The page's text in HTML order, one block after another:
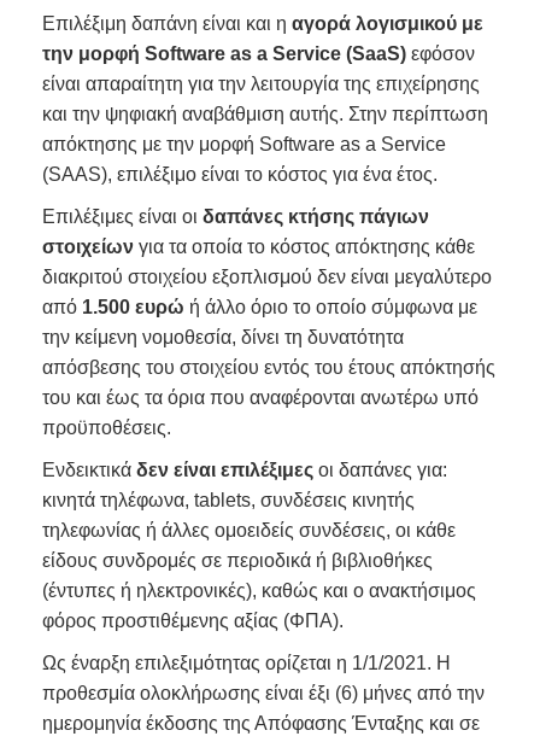
Επιλέξιμη δαπάνη είναι και η αγορά λογισμικού με
την μορφή Software as a Service (SaaS) εφόσον
είναι απαραίτητη για την λειτουργία της επιχείρησης
και την ψηφιακή αναβάθμιση αυτής. Στην περίπτωση
απόκτησης με την μορφή Software as a Service
(SAAS), επιλέξιμο είναι το κόστος για ένα έτος.
Επιλέξιμες είναι οι δαπάνες κτήσης πάγιων
στοιχείων για τα οποία το κόστος απόκτησης κάθε
διακριτού στοιχείου εξοπλισμού δεν είναι μεγαλύτερο
από 1.500 ευρώ ή άλλο όριο το οποίο σύμφωνα με
την κείμενη νομοθεσία, δίνει τη δυνατότητα
απόσβεσης του στοιχείου εντός του έτους απόκτησής
του και έως τα όρια που αναφέρονται ανωτέρω υπό
προϋποθέσεις.
Ενδεικτικά δεν είναι επιλέξιμες οι δαπάνες για:
κινητά τηλέφωνα, tablets, συνδέσεις κινητής
τηλεφωνίας ή άλλες ομοειδείς συνδέσεις, οι κάθε
είδους συνδρομές σε περιοδικά ή βιβλιοθήκες
(έντυπες ή ηλεκτρονικές), καθώς και ο ανακτήσιμος
φόρος προστιθέμενης αξίας (ΦΠΑ).
Ως έναρξη επιλεξιμότητας ορίζεται η 1/1/2021. Η
προθεσμία ολοκλήρωσης είναι έξι (6) μήνες από την
ημερομηνία έκδοσης της Απόφασης Ένταξης και σε